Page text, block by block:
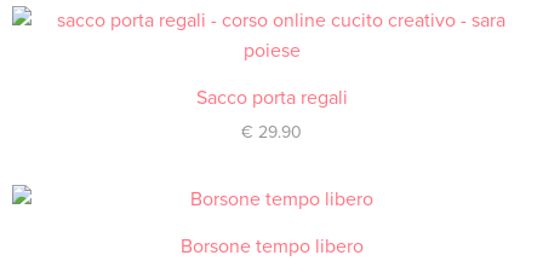
ACQUISTA
Sacco porta regali
€ 29.90
ACQUISTA
Borsone tempo libero